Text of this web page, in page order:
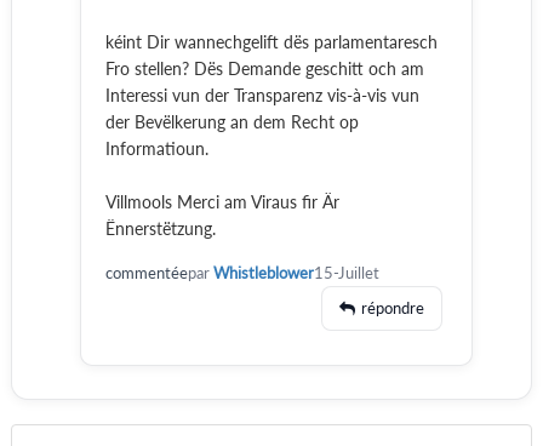
kéint Dir wannechgelift dës parlamentaresch
Fro stellen? Dës Demande geschitt och am
Interessi vun der Transparenz vis-à-vis vun
der Bevëlkerung an dem Recht op
Informatioun.
Villmools Merci am Viraus fir Är
Ënnerstëtzung.
commentéeparWhistleblower15-Juillet
répondre